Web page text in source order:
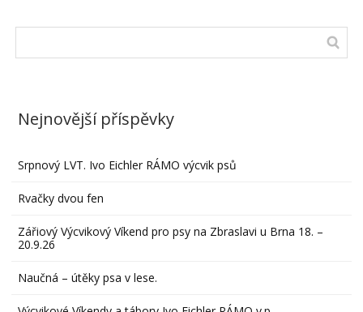
Nejnovější příspěvky
Srpnový LVT. Ivo Eichler RÁMO výcvik psů
Rvačky dvou fen
Zářiový Výcvikový Víkend pro psy na Zbraslavi u Brna 18. –
20.9.26
Naučná – útěky psa v lese.